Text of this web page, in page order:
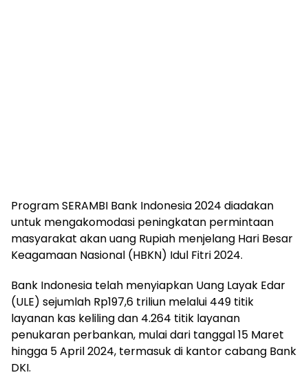
Program SERAMBI Bank Indonesia 2024 diadakan
untuk mengakomodasi peningkatan permintaan
masyarakat akan uang Rupiah menjelang Hari Besar
Keagamaan Nasional (HBKN) Idul Fitri 2024.
Bank Indonesia telah menyiapkan Uang Layak Edar
(ULE) sejumlah Rp197,6 triliun melalui 449 titik
layanan kas keliling dan 4.264 titik layanan
penukaran perbankan, mulai dari tanggal 15 Maret
hingga 5 April 2024, termasuk di kantor cabang Bank
DKI.